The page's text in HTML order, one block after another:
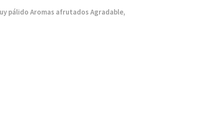
pálido Aromas afrutados Agradable,